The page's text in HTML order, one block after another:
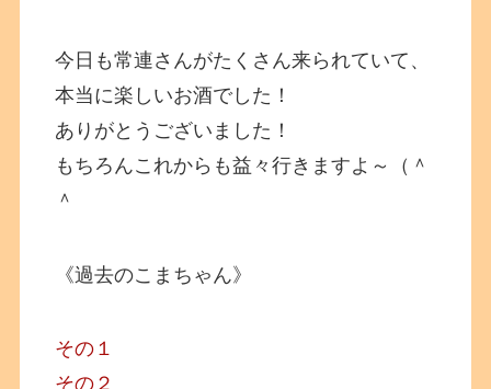
今日も常連さんがたくさん来られていて、
本当に楽しいお酒でした！
ありがとうございました！
もちろんこれからも益々行きますよ～（＾
＾
《過去のこまちゃん》
その１
その２